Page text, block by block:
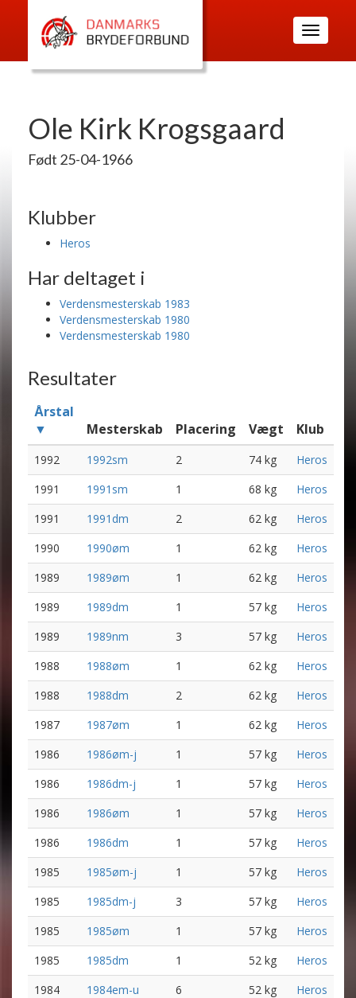
Toggle
navigation
Ole Kirk Krogsgaard
Født 25-04-1966
Klubber
Heros
Har deltaget i
Verdensmesterskab 1983
Verdensmesterskab 1980
Verdensmesterskab 1980
Resultater
Årstal
▼
Mesterskab Placering Vægt Klub
1992 1992sm 2 74 kg
Heros
1991
1991sm 1 68 kg
Heros
1991
1991dm 2 62 kg
Heros
1990
1990øm 1 62 kg
Heros
1989
1989øm 1 62 kg
Heros
1989
1989dm 1 57 kg
Heros
1989
1989nm 3 57 kg
Heros
1988
1988øm 1 62 kg
Heros
1988
1988dm 2 62 kg
Heros
1987
1987øm 1 62 kg
Heros
1986
1986øm-j 1 57 kg
Heros
1986
1986dm-j 1 57 kg
Heros
1986
1986øm 1 57 kg
Heros
1986
1986dm 1 57 kg
Heros
1985
1985øm-j 1 57 kg
Heros
1985
1985dm-j 3 57 kg
Heros
1985
1985øm 1 57 kg
Heros
1985
1985dm 1 52 kg
Heros
1984
1984em-u 6 52 kg
Heros